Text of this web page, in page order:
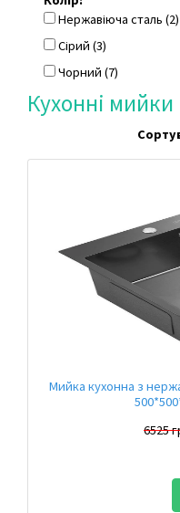
Нержавіюча сталь (2)
Сірий (3)
Чорний (7)
Кухонні мийки
Мийка кухонна з
6525